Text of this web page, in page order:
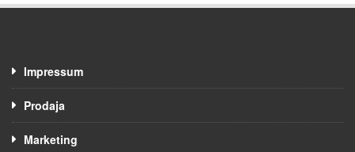
Impressum
Prodaja
Marketing